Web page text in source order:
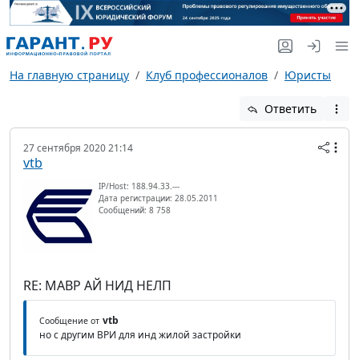
На главную страницу Клуб профессионалов Юристы
Ответить
27 сентября 2020 21:14
vtb
IP/Host: 188.94.33.---
Дата регистрации: 28.05.2011
Сообщений: 8 758
RE: МАВР АЙ НИД НЕЛП
Сообщение от vtb
но с другим ВРИ для инд жилой застройки